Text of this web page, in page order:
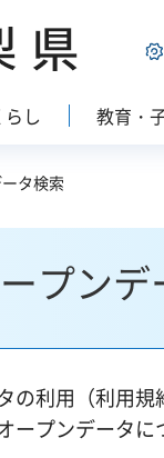
らし 教育・
タ検索
プン
の利用（利用規
ープンデータに